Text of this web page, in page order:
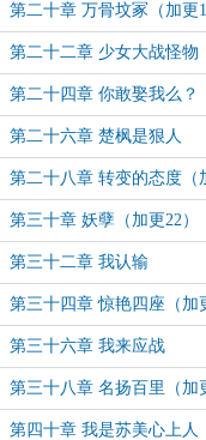
第二十章 万骨坟冢（加更
第二十二章 少女大战怪物
第二十四章 你敢娶我么？
18）
第二十六章 楚枫是狠人
第二十八章 转变的态度（
第三十章 妖孽（加更22）
第三十二章 我认输
第三十四章 惊艳四座（加
第三十六章 我来应战
第三十八章 名扬百里（加
第四十章 我是苏美心上人